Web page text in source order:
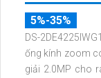
5%-35%
DS-
ống kính zoom
giải 2.0MP cho